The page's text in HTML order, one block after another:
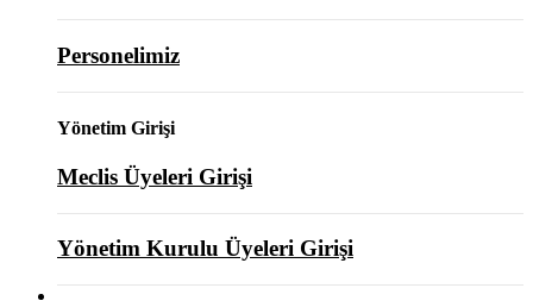
Personelimiz
Yönetim Girişi
Meclis Üyeleri Girişi
Yönetim Kurulu Üyeleri Girişi